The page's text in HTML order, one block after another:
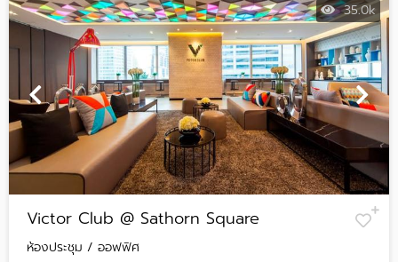
35.0k
Victor Club @ Sathorn Square
ห้องประชุม / ออฟฟิศ